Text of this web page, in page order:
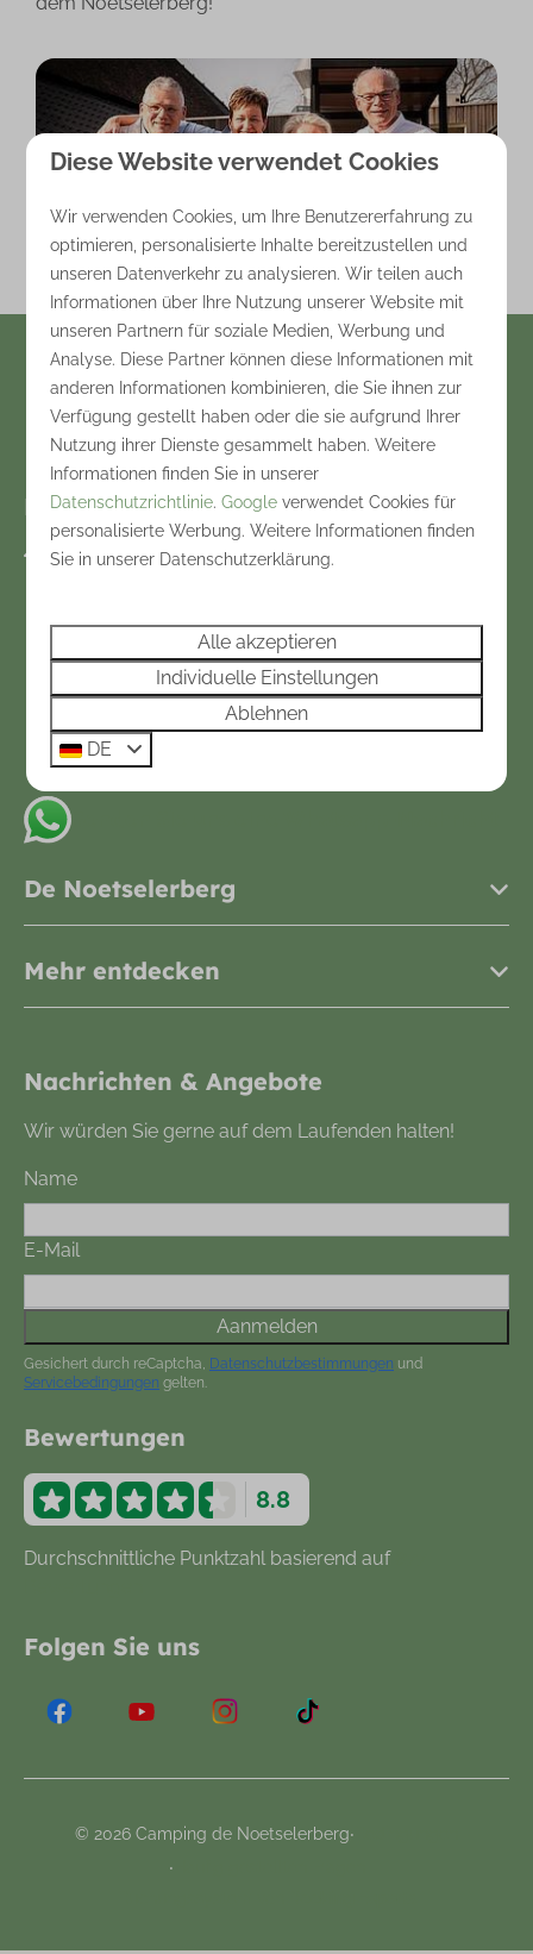
Über uns
Bezahlen Sie sicher
Kontakt
Holterweg 116
+31548612665
info@noetselerberg.nl
De Noetselerberg
Mehr entdecken
Nachrichten & Angebote
Wir würden Sie gerne auf dem Laufenden halten!
Name
E-Mail
Aanmelden
Gesichert durch reCaptcha, Datenschutzbestimmungen und
Servicebedingungen gelten.
Bewertungen
8.8
Durchschnittliche Punktzahl basierend auf
Folgen Sie uns
© 2026 Camping de Noetselerberg·
·
Diese Website verwendet Cookies
Wir verwenden Cookies, um Ihre Benutzererfahrung zu
optimieren, personalisierte Inhalte bereitzustellen und
unseren Datenverkehr zu analysieren. Wir teilen auch
Informationen über Ihre Nutzung unserer Website mit
unseren Partnern für soziale Medien, Werbung und
Analyse. Diese Partner können diese Informationen mit
anderen Informationen kombinieren, die Sie ihnen zur
Verfügung gestellt haben oder die sie aufgrund Ihrer
Nutzung ihrer Dienste gesammelt haben. Weitere
Informationen finden Sie in unserer
Datenschutzrichtlinie.Google verwendet Cookies für
personalisierte Werbung. Weitere Informationen finden
Sie in unserer Datenschutzerklärung.
Alle akzeptieren
Individuelle Einstellungen
Ablehnen
DE